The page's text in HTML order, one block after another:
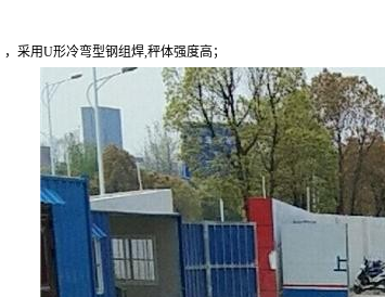
采用U形冷弯型钢组焊,秤体强度高；